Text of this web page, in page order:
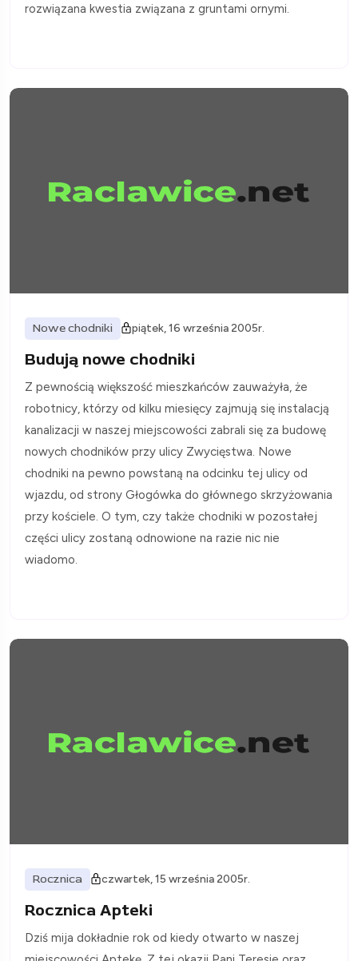
rozwiązana kwestia związana z gruntami ornymi.
Nowe chodniki piątek, 16 września 2005r.
Budują nowe chodniki
Z pewnością większość mieszkańców zauważyła, że
robotnicy, którzy od kilku miesięcy zajmują się instalacją
kanalizacji w naszej miejscowości zabrali się za budowę
nowych chodników przy ulicy Zwycięstwa. Nowe
chodniki na pewno powstaną na odcinku tej ulicy od
wjazdu, od strony Głogówka do głównego skrzyżowania
przy kościele. O tym, czy także chodniki w pozostałej
części ulicy zostaną odnowione na razie nic nie
wiadomo.
Rocznica czwartek, 15 września 2005r.
Rocznica Apteki
Dziś mija dokładnie rok od kiedy otwarto w naszej